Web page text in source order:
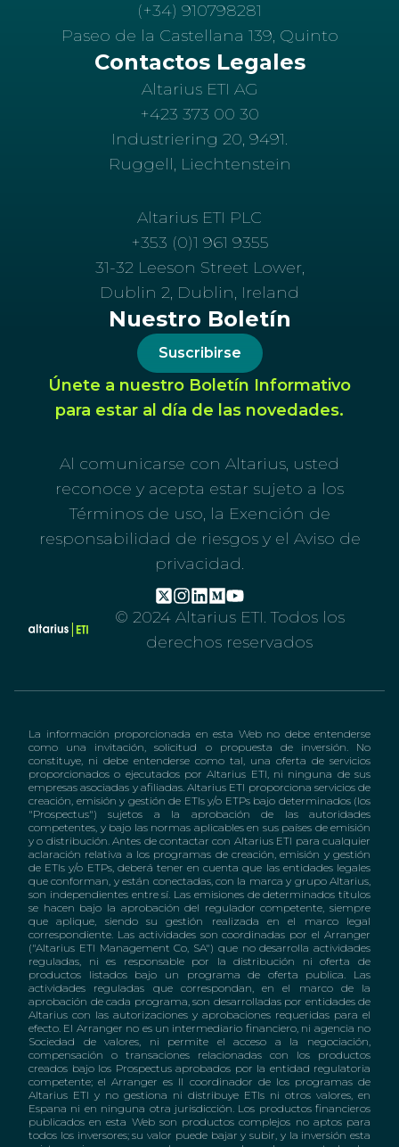
(+34) 910798281
Paseo de la Castellana 139, Quinto
Contactos Legales
Altarius ETI AG
+423 373 00 30
Industriering 20, 9491.
Ruggell, Liechtenstein
Altarius ETI PLC
+353 (0)1 961 9355
31-32 Leeson Street Lower,
Dublin 2, Dublin, Ireland
Nuestro Boletín
Suscribirse
Únete a nuestro Boletín Informativo
para estar al día de las novedades.
Al comunicarse con Altarius, usted
reconoce y acepta estar sujeto a los
Términos de uso, la Exención de
responsabilidad de riesgos y el Aviso de
privacidad.
© 2024 Altarius ETI. Todos los
derechos reservados
La información proporcionada en esta Web no debe entenderse
como una invitación, solicitud o propuesta de inversión. No
constituye, ni debe entenderse como tal, una oferta de servicios
proporcionados o ejecutados por Altarius ETI, ni ninguna de sus
empresas asociadas y afiliadas. Altarius ETI proporciona servicios de
creación, emisión y gestión de ETIs y/o ETPs bajo determinados (los
"Prospectus") sujetos a la aprobación de las autoridades
competentes, y bajo las normas aplicables en sus países de emisión
y o distribución. Antes de contactar con Altarius ETI para cualquier
aclaración relativa a los programas de creación, emisión y gestión
de ETIs y/o ETPs, deberá tener en cuenta que las entidades legales
que conforman, y están conectadas, con la marca y grupo Altarius,
son independientes entre sí. Las emisiones de determinados títulos
se hacen bajo la aprobación del regulador competente, siempre
que aplique, siendo su gestión realizada en el marco legal
correspondiente. Las actividades son coordinadas por el Arranger
("Altarius ETI Management Co, SA") que no desarrolla actividades
reguladas, ni es responsable por la distribución ni oferta de
productos listados bajo un programa de oferta publica. Las
actividades reguladas que correspondan, en el marco de la
aprobación de cada programa, son desarrolladas por entidades de
Altarius con las autorizaciones y aprobaciones requeridas para el
efecto. El Arranger no es un intermediario financiero, ni agencia no
Sociedad de valores, ni permite el acceso a la negociación,
compensación o transaciones relacionadas con los productos
creados bajo los Prospectus aprobados por la entidad regulatoria
competente; el Arranger es ll coordinador de los programas de
Altarius ETI y no gestiona ni distribuye ETIs ni otros valores, en
Espana ni en ninguna otra jurisdicción. Los productos financieros
publicados en esta Web son productos complejos no aptos para
todos los inversores; su valor puede bajar y subir, y la inversión esta